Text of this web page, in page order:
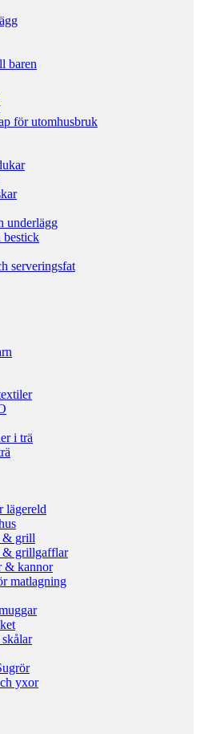
baren
för utomhusbruk
underlägg
serveringsfat
i trä
lägereld
& grill
grillgafflar
& kannor
matlagning
yxor